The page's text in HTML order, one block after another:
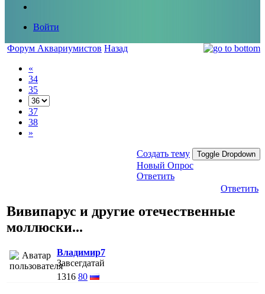
Войти
Форум Аквариумистов Назад
«
34
35
37
38
»
Создать тему Toggle Dropdown
Новый Опрос
Ответить
Ответить
Вивипарус и другие отечественные
моллюски...
Владимир7
Завсегдатай
1316 80